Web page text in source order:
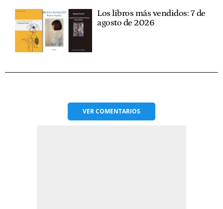
Los libros más vendidos: 7 de
agosto de 2026
VERCOMENTARIOS